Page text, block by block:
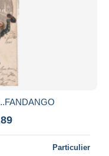
Particulier